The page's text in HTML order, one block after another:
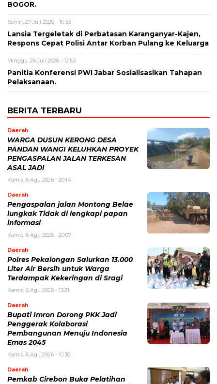
BOGOR.
Senin, 27 Juli 2026 - 10:33
Lansia Tergeletak di Perbatasan Karanganyar-Kajen,
Respons Cepat Polisi Antar Korban Pulang ke Keluarga
Minggu, 26 Juli 2026 - 12:53
Panitia Konferensi PWI Jabar Sosialisasikan Tahapan
Pelaksanaan.
BERITA TERBARU
Daerah
WARGA DUSUN KERONG DESA
PANDAN WANGI KELUHKAN PROYEK
PENGASPALAN JALAN TERKESAN
ASAL JADI
Kamis, 6 Agu 2026 - 20:14
Daerah
Pengaspalan jalan Montong Belae
lungkak Tidak di lengkapi papan
informasi
Kamis, 6 Agu 2026 - 20:07
Daerah
Polres Pekalongan Salurkan 13.000
Liter Air Bersih untuk Warga
Terdampak Kekeringan di Sragi
Kamis, 6 Agu 2026 - 13:21
Daerah
Bupati Imron Dorong PKK Jadi
Penggerak Kolaborasi
Pembangunan Menuju Indonesia
Emas 2045
Kamis, 6 Agu 2026 - 10:30
Daerah
Pemkab Cirebon Buka Pelatihan